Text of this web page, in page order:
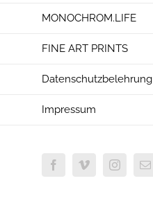
MONOCHROM.LIFE
FINE ART PRINTS
Datenschutzbelehrung
Impressum
FacebookVimeoInstagram
E-